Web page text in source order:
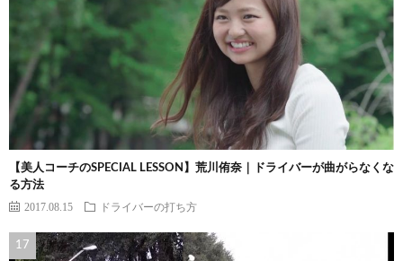
【美人コーチのSPECIAL LESSON】荒川侑奈｜ドライバーが曲がらなくな
る方法
2017.08.15 ドライバーの打ち方